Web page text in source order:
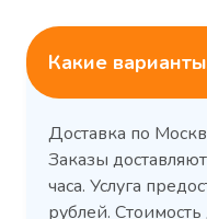
Какие
Доставка по
Заказы
часа. Услуга
рублей.